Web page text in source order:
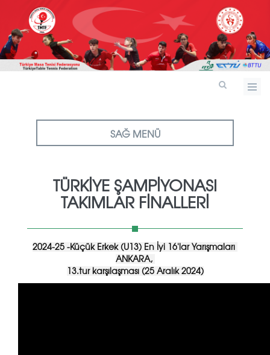
SAĞ MENÜ
TÜRKIYE ŞAMPIYONASI
TAKIMLAR FINALLERI
2024-25 -Küçük Erkek (U13) En İyi 16'lar Yarışmaları
ANKARA,
13.tur karşılaşması (25 Aralık 2024)